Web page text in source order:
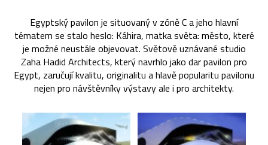
Egyptský pavilon je situovaný v zóně C a jeho hlavní
tématem se stalo heslo: Káhira, matka světa: město, které
je možné neustále objevovat. Světově uznávané studio
Zaha Hadid Architects, který navrhlo jako dar pavilon pro
Egypt, zaručují kvalitu, originalitu a hlavě popularitu pavilonu
nejen pro návštěvníky výstavy ale i pro architekty.